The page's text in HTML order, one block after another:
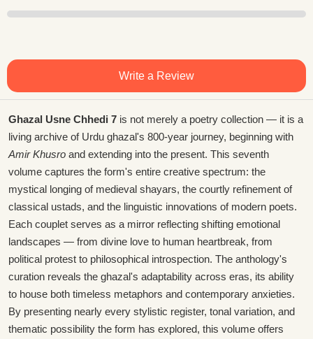
Write a Review
Ghazal Usne Chhedi 7 is not merely a poetry collection — it is a
living archive of Urdu ghazal's 800-year journey, beginning with
Amir Khusro and extending into the present. This seventh
volume captures the form's entire creative spectrum: the
mystical longing of medieval shayars, the courtly refinement of
classical ustads, and the linguistic innovations of modern poets.
Each couplet serves as a mirror reflecting shifting emotional
landscapes — from divine love to human heartbreak, from
political protest to philosophical introspection. The anthology's
curation reveals the ghazal's adaptability across eras, its ability
to house both timeless metaphors and contemporary anxieties.
By presenting nearly every stylistic register, tonal variation, and
thematic possibility the form has explored, this volume offers